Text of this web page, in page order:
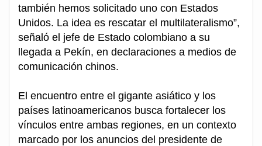
también hemos solicitado uno con Estados
Unidos. La idea es rescatar el multilateralismo”,
señaló el jefe de Estado colombiano a su
llegada a Pekín, en declaraciones a medios de
comunicación chinos.
El encuentro entre el gigante asiático y los
países latinoamericanos busca fortalecer los
vínculos entre ambas regiones, en un contexto
marcado por los anuncios del presidente de